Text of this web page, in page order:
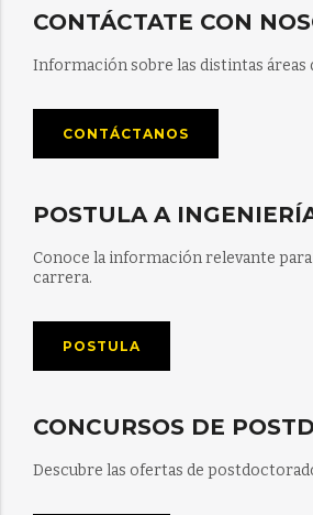
CONTÁCTATE CON
Información sobre las distintas áreas
CONTÁCTANOS
POSTULA A
Conoce la información relevante
carrera.
POSTULA
CONCURSOS DE
Descubre las ofertas de